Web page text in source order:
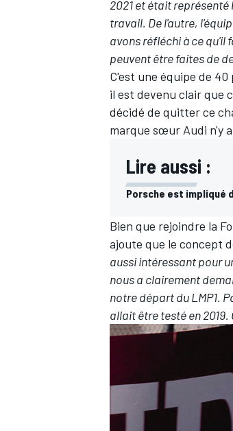
2021 et était
travail. De l'autre,
avons réfléchi à ce qu'il
peuvent être faites de
C'est une équipe de 40
il est devenu clair que
décidé de quitter ce
marque sœur Audi n'y
Lire aussi :
Porsche est impliqué
Bien que rejoindre la
ajoute que le concept
aussi intéressant pour
nous a clairement
notre départ du LMP1.
allait être testé en